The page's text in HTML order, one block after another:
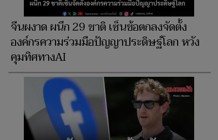
จีนผงาด ผนึก 29 ชาติ เซ็นข้อตกลงจัดตั้ง
องค์กรความร่วมมือปัญญาประดิษฐ์โลก หวัง
คุมทิศทางAI